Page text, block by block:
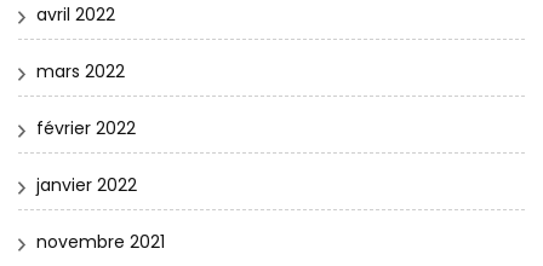
avril 2022
mars 2022
février 2022
janvier 2022
novembre 2021